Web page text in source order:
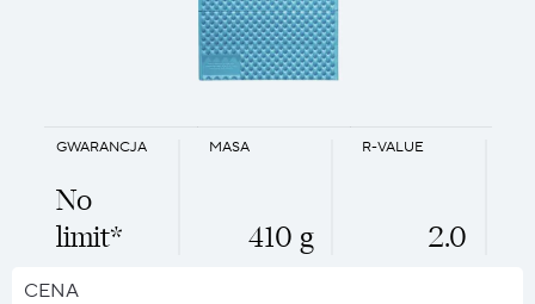
MASA
410 g
R-VALUE
2.0
GWARANCJA
No
limit*
CENA